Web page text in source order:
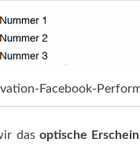
Facebook-
das optische